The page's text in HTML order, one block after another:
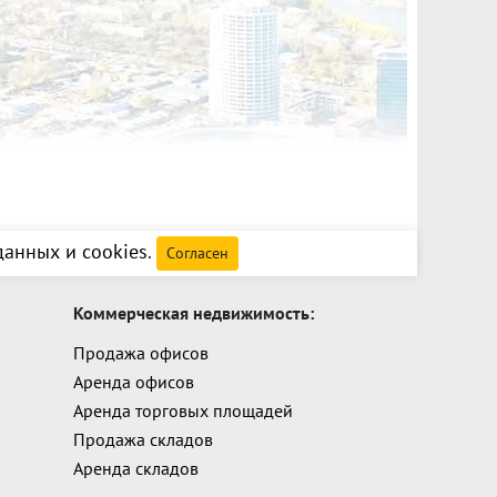
и cookies. Согласен
Коммерческая недвижимость:
Продажа офисов
Аренда офисов
Аренда торговых площадей
Продажа складов
Аренда складов